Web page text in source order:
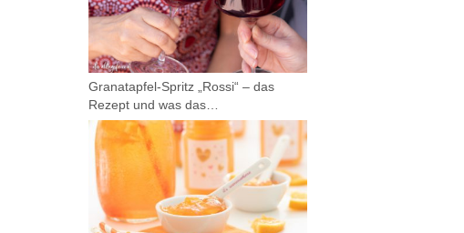
Granatapfel-Spritz „Rossi“ – das
Rezept und was das…